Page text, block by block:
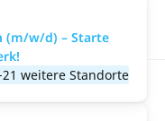
(m/w/d) – Starte
weitere Standorte